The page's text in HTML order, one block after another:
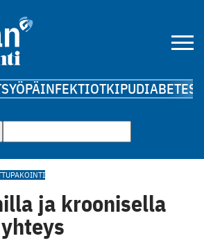
SYÖPÄINFEKTIOTKIPUDIABETES
TUPAKOINTI
ja kroonisella